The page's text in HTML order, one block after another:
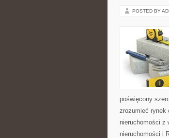
POSTED BY
poświęcony
zrozumieć rynek
nieruchomości z
nieruchomości i